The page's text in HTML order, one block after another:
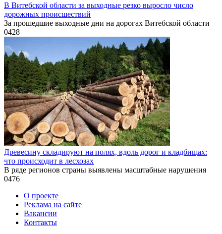
В Витебской области за выходные резко выросло число
дорожных происшествий
За прошедшие выходные дни на дорогах Витебской области
0428
Древесину складируют на полях, вдоль дорог и кладбищах:
что происходит в лесхозах
В ряде регионов страны выявлены масштабные нарушения
0476
О проекте
Реклама на сайте
Вакансии
Контакты